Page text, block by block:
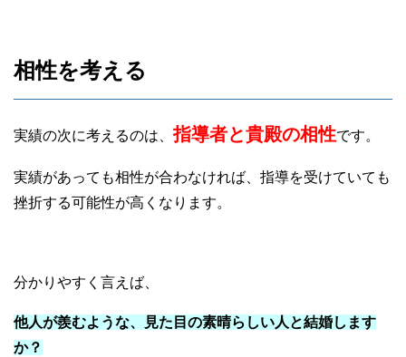
相性を考える
実績の次に考えるのは、 指導者と貴殿の相性です。
実績があっても相性が合わなければ、指導を受けていても
挫折する可能性が高くなります。
分かりやすく言えば、
他人が羨むような、見た目の素晴らしい人と結婚します
か？